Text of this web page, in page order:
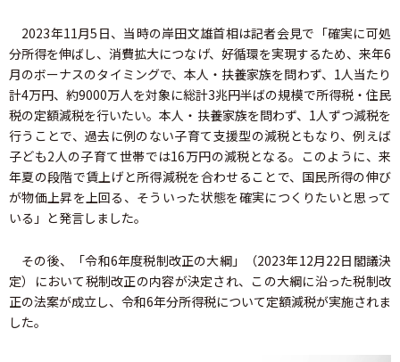
2023年11月5日、当時の岸田文雄首相は記者会見で「確実に可処
分所得を伸ばし、消費拡大につなげ、好循環を実現するため、来年6
月のボーナスのタイミングで、本人・扶養家族を問わず、1人当たり
計4万円、約9000万人を対象に総計3兆円半ばの規模で所得税・住民
税の定額減税を行いたい。本人・扶養家族を問わず、1人ずつ減税を
行うことで、過去に例のない子育て支援型の減税ともなり、例えば
子ども2人の子育て世帯では16万円の減税となる。このように、来
年夏の段階で賃上げと所得減税を合わせることで、国民所得の伸び
が物価上昇を上回る、そういった状態を確実につくりたいと思って
いる」と発言しました。
その後、「令和6年度税制改正の⼤綱」（2023年12月22⽇閣議決
定）において税制改正の内容が決定され、この⼤綱に沿った税制改
正の法案が成立し、令和6年分所得税について定額減税が実施されま
した。